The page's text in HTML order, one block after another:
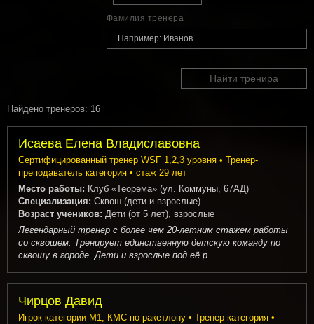
Фамилия тренера
Найти тренира
Найдено тренеров: 16
Исаева Елена Владиславовна
Сертифицированный тренер WSF 1,2,3 уровня • Тренер-
преподаватель категория • стаж 29 лет
Место работы: Клуб «Теорема» (ул. Коммуны, 67АД)
Специализация: Сквош (дети и взрослые)
Возраст учеников: Дети (от 5 лет), взрослые
Легендарный тренер с более чем 20-летним стажем работы
со сквошем. Тренирует единственную детскую команду по
сквошу в городе. Дети и взрослые под её р...
Чирцов Давид
Игрок категории М1, КМС по ракетлону • Тренер категория •